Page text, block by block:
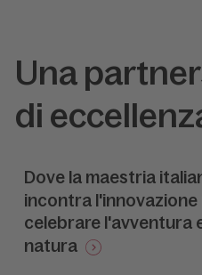
promuovendo uno stile di
Lo sport rappresenta il
due realtà, trasmettendo un
tra uomo e ambiente.
Una
di
Dove la maestria
incontra l'innovazione
celebrare l'avventura
natura